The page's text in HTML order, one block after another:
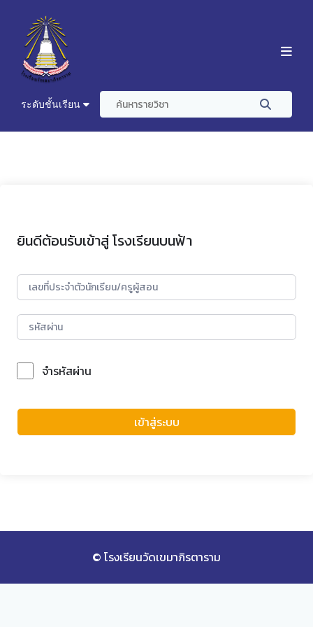
ระดับชั้นเรียน
ยินดีต้อนรับเข้าสู่ โรงเรียนบนฟ้า
จำรหัสผ่าน
เข้าสู่ระบบ
© โรงเรียนวัดเขมาภิรตาราม